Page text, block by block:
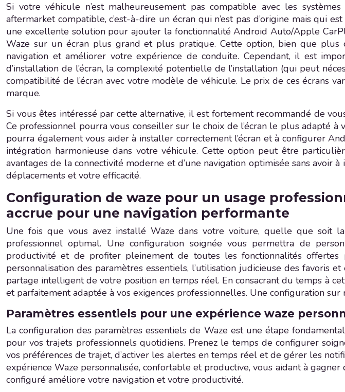
Si votre véhicule n’est malheureusement pas compatible avec les
aftermarket compatible, c’est-à-dire un écran qui n’est pas d’origine mais qui
une excellente solution pour ajouter la fonctionnalité Android Auto/Apple
Waze sur un écran plus grand et plus pratique. Cette option, bien que
navigation et améliorer votre expérience de conduite. Cependant, il est
d’installation de l’écran, la complexité potentielle de l’installation (qui peut
compatibilité de l’écran avec votre modèle de véhicule. Le prix de ces écrans
marque.
Si vous êtes intéressé par cette alternative, il est fortement recommandé de
Ce professionnel pourra vous conseiller sur le choix de l’écran le plus adapté
pourra également vous aider à installer correctement l’écran et à configurer
intégration harmonieuse dans votre véhicule. Cette option peut être
avantages de la connectivité moderne et d’une navigation optimisée sans avoir
déplacements et votre efficacité.
Configuration de waze pour un usage
accrue pour une navigation performante
Une fois que vous avez installé Waze dans votre voiture, quelle que soit
professionnel optimal. Une configuration soignée vous permettra de
productivité et de profiter pleinement de toutes les fonctionnalités
personnalisation des paramètres essentiels, l’utilisation judicieuse des favoris
partage intelligent de votre position en temps réel. En consacrant du temps à
et parfaitement adaptée à vos exigences professionnelles. Une configuration
Paramètres essentiels pour une expérience waze
La configuration des paramètres essentiels de Waze est une étape
pour vos trajets professionnels quotidiens. Prenez le temps de configurer
vos préférences de trajet, d’activer les alertes en temps réel et de gérer les
expérience Waze personnalisée, confortable et productive, vous aidant à
configuré améliore votre navigation et votre productivité.